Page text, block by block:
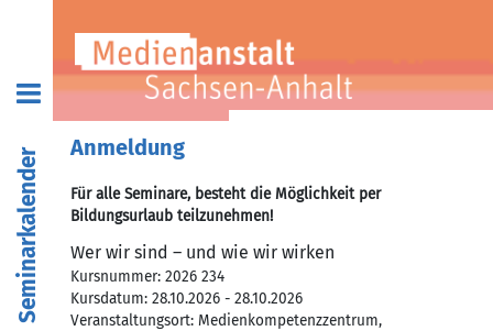
Seminarkalender
Anmeldung
Für alle Seminare, besteht die Möglichkeit per
Bildungsurlaub teilzunehmen!
Wer wir sind – und wie wir wirken
Kursnummer: 2026 234
Kursdatum: 28.10.2026 - 28.10.2026
Veranstaltungsort: Medienkompetenzzentrum,